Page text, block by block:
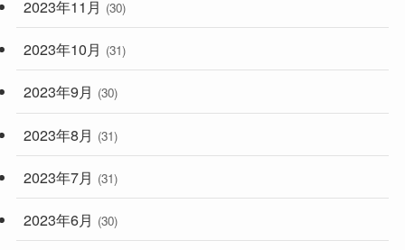
2023年11月 (30)
2023年10月 (31)
2023年9月 (30)
2023年8月 (31)
2023年7月 (31)
2023年6月 (30)